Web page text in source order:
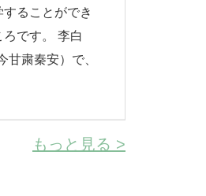
ることができ
です。 李白
甘粛秦安）で、
もっと見る >